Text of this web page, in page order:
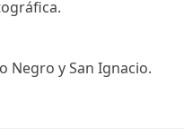
Negro y San Ignacio.